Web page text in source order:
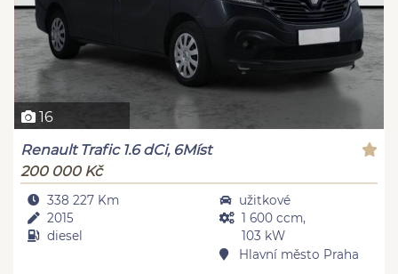
16
Renault Trafic 1.6 dCi, 6Míst
200 000 Kč
338 227 Km
2015
diesel
užitkové
1 600 ccm,
103 kW
Hlavní město Praha